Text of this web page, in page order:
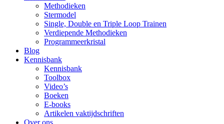
Methodieken
Stermodel
Single, Double en Triple Loop Trainen
Verdiepende Methodieken
Programmeerkristal
Blog
Kennisbank
Kennisbank
Toolbox
Video’s
Boeken
E-books
Artikelen vaktijdschriften
Over ons